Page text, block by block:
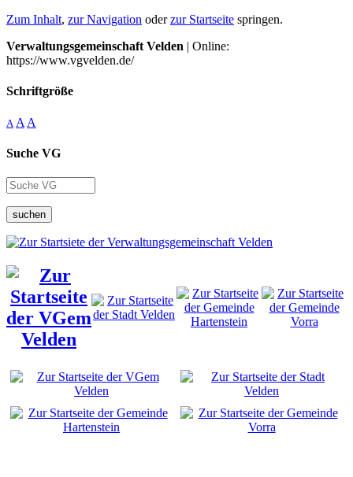
Zum Inhalt, zur Navigation oderzur Startseite springen.
Verwaltungsgemeinschaft Velden | Online:
https://www.vgvelden.de/
Schriftgröße
A A A
Suche VG
suchen